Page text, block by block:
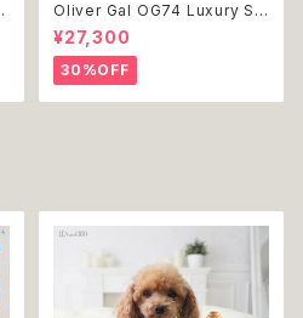
Oliver Gal OG74 Luxury St
acked Shoes Rose Giftbo
x 絵 アート インテリア お祝い
贈り物 プレゼント 結婚 新築 開
店 周年 バースデイ 誕生日 ご褒
美
¥27,300
30%OFF